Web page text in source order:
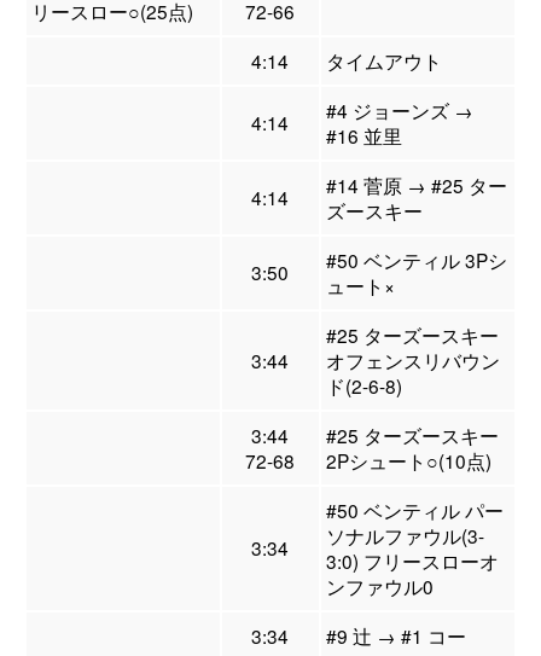
リースロー○(25点)
72-66
4:14
タイムアウト
4:14
#4 ジョーンズ →
#16 並里
4:14
#14 菅原 → #25 ター
ズースキー
3:50
#50 ベンティル 3Pシ
ュート×
3:44
#25 ターズースキー
オフェンスリバウン
ド(2-6-8)
3:44
72-68
#25 ターズースキー
2Pシュート○(10点)
3:34
#50 ベンティル パー
ソナルファウル(3-
3:0) フリースローオ
ンファウル0
3:34
#9 辻 → #1 コー